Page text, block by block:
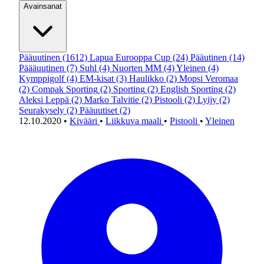
Avainsanat
Pääuutinen (1612) Lapua Eurooppa Cup (24) Pääutinen (14)
Päääuutinen (7) Suhl (4) Nuorten MM (4)Yleinen (4)
Kymppigolf (4) EM-kisat (3) Haulikko (2) Mopsi Veromaa
(2) Compak Sporting (2) Sporting (2) English Sporting (2)
Aleksi Leppä (2) Marko Talvitie (2) Pistooli (2) Lyijy (2)
Seurakysely (2) Pääuutiset (2)
12.10.2020 • Kivääri • Liikkuva maali • Pistooli • Yleinen